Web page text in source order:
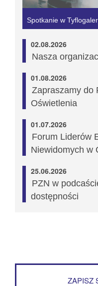
Spotkanie w
02.08.2026
Nasza
01.08.2026
Zapraszamy do
Oświetlenia
01.07.2026
Forum Liderów
Niewidomych w
25.06.2026
PZN w
dostępności
ZAPISZ